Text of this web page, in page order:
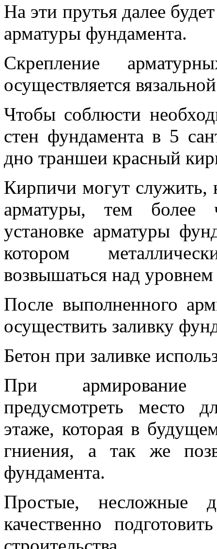
На эти прутья далее
арматуры фундамента.
Скрепление
осуществляется
Чтобы соблюсти
стен фундамента в 5
дно траншеи красный
Кирпичи могут служить,
арматуры, тем более
установке арматуры
котором
возвышаться над
После выполненного
осуществить заливку
Бетон при заливке
При армирование
предусмотреть место
этаже, которая в
гниения, а так же
фундамента.
Простые, несложные
качественно